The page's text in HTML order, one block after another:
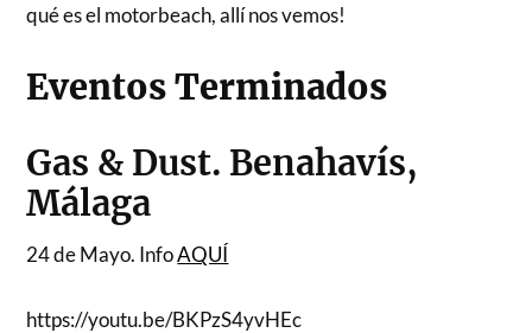
qué es el motorbeach, allí nos vemos!
Eventos Terminados
Gas & Dust. Benahavís,
Málaga
24 de Mayo. InfoAQUÍ
https://youtu.be/BKPzS4yvHEc